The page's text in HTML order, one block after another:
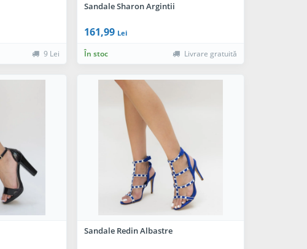
9 Lei
Sandale Sharon Argintii
161,99 Lei
În stoc Livrare gratuită
Sandale Redin Albastre